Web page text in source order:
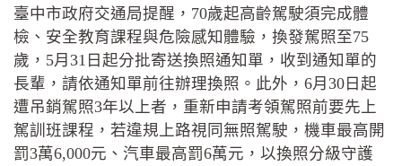
臺中市政府交通局提醒，70歲起高齡駕駛須完成體
檢、安全教育課程與危險感知體驗，換發駕照至75
歲，5月31日起分批寄送換照通知單，收到通知單的
長輩，請依通知單前往辦理換照。此外，6月30日起
遭吊銷駕照3年以上者，重新申請考領駕照前要先上
駕訓班課程，若違規上路視同無照駕駛，機車最高開
罰3萬6,000元、汽車最高罰6萬元，以換照分級守護